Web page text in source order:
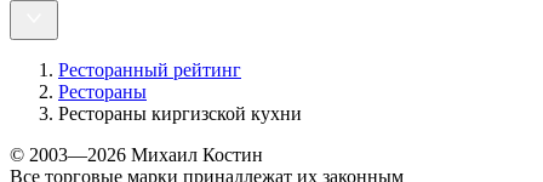
Ресторанный рейтинг
Рестораны
Рестораны киргизской кухни
© 2003—2026 Михаил Костин
Все торговые марки принадлежат их законным